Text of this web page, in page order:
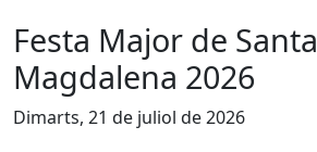
Festa Major de Santa
Magdalena 2026
Dimarts, 21 de juliol de 2026